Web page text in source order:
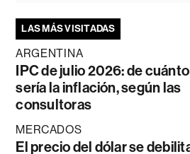
LAS MÁS VISITADAS
ARGENTINA
IPC de julio 2026: de cuánto
sería la inflación, según las
consultoras
MERCADOS
El precio del dólar se